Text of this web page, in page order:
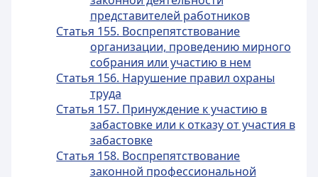
представителей работников
Статья 155. Воспрепятствование
организации, проведению мирного
собрания или участию в нем
Статья 156. Нарушение правил охраны
труда
Статья 157. Принуждение к участию в
забастовке или к отказу от участия в
забастовке
Статья 158. Воспрепятствование
законной профессиональной